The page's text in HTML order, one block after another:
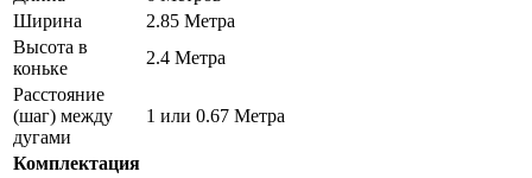
Ширина
2.85 Метра
Высота в
коньке
2.4 Метра
Расстояние
(шаг) между
дугами
1 или 0.67 Метра
Комплектация